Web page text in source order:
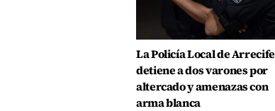
La Policía Local de Arrecife
detiene a dos varones por
altercado y amenazas con
arma blanca